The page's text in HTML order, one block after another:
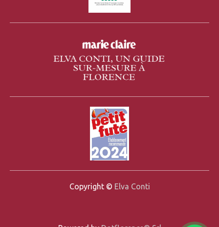
Copyright © Elva Conti